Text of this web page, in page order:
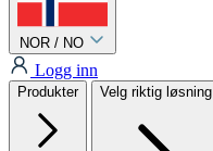
NOR / NO
Logg inn
Produkter Velg riktig løsning